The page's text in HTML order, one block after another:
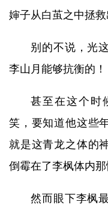
婶子从白茧之中拯救
别的不说，光
李山月能够抗衡的！
甚至在这个时
笑，要知道他这些
就是这青龙之体的
倒霉在了李枫体内那
然而眼下李枫